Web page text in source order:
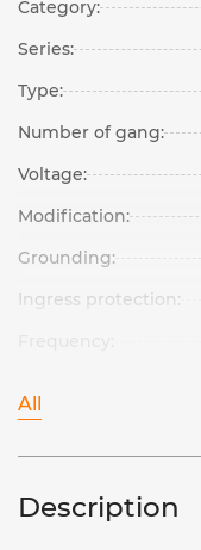
Category:
Series:
Type:
Number of gang:
Voltage:
Modification:
Grounding:
Ingress protection:
All
Description